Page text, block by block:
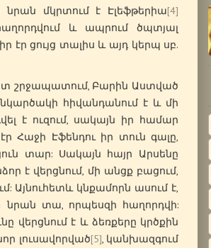
մկրտում է Էլեֆթերիա[4]
և ապրում ծպտյալ
էր ցույց տալիս և այդ կերպ սբ.
շրջապատում, Բարին Աստված
հիվանդանում է և մի
է ուզում, սակայն իր համար
Հաջի Էֆենդու իր տուն գալը,
տար: Սակայն հայր Արսենը
է վերցնում, մի անցք բացում,
Այնուհետև կնքամորն ասում է,
նրան տա, որպեսզի հաղորդվի:
վերցնում է և ձեռքերը կրծքին
լուսավորված[5] , կանխազգում